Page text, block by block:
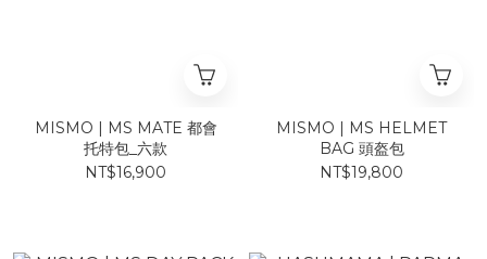
MISMO | MS MATE 都會
托特包_六款
NT$16,900
MISMO | MS HELMET
BAG 頭盔包
NT$19,800